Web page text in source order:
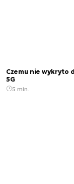
Czemu nie wykryto
5G
5 min.